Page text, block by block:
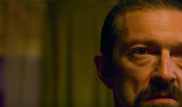
Dranie